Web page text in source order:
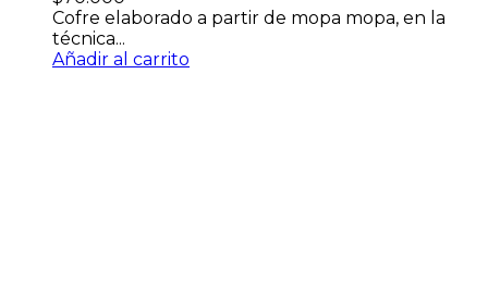
Cofre elaborado a partir de mopa mopa, en la
técnica...
Añadir al carrito